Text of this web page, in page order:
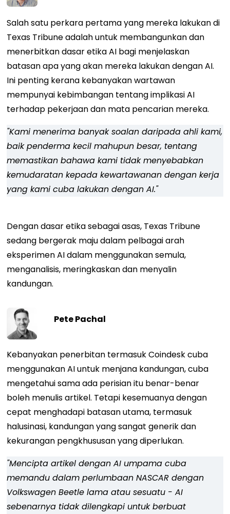
Salah satu perkara pertama yang mereka lakukan di
Texas Tribune adalah untuk membangunkan dan
menerbitkan dasar etika AI bagi menjelaskan
batasan apa yang akan mereka lakukan dengan AI.
Ini penting kerana kebanyakan wartawan
mempunyai kebimbangan tentang implikasi AI
terhadap pekerjaan dan mata pencarian mereka.
"Kami menerima banyak soalan daripada ahli kami,
baik penderma kecil mahupun besar, tentang
memastikan bahawa kami tidak menyebabkan
kemudaratan kepada kewartawanan dengan kerja
yang kami cuba lakukan dengan AI."
Dengan dasar etika sebagai asas, Texas Tribune
sedang bergerak maju dalam pelbagai arah
eksperimen AI dalam menggunakan semula,
menganalisis, meringkaskan dan menyalin
kandungan.
Pete Pachal
Kebanyakan penerbitan termasuk Coindesk cuba
menggunakan AI untuk menjana kandungan, cuba
mengetahui sama ada perisian itu benar-benar
boleh menulis artikel. Tetapi kesemuanya dengan
cepat menghadapi batasan utama, termasuk
halusinasi, kandungan yang sangat generik dan
kekurangan pengkhususan yang diperlukan.
"Mencipta artikel dengan AI umpama cuba
memandu dalam perlumbaan NASCAR dengan
Volkswagen Beetle lama atau sesuatu - AI
sebenarnya tidak dilengkapi untuk berbuat